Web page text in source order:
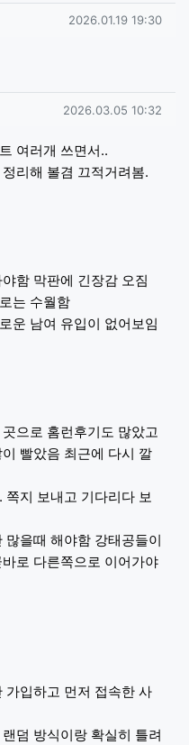
작성일
2026.01.19 19:30
작성일
2026.03.05 10:32
여러개 쓰면서..
리해 볼겸 끄적거려봄.
함 막판에 긴장감 오짐
는 수월함
운 남여 유입이 없어보임
으로 홈런후기도 많았고
빨았음 최근에 다시 깔
지 보내고 기다리다 보
을때 해야함 강태공들이
로 다른쪽으로 이어가야
가입하고 먼저 접속한 사
덤 방식이랑 확실히 틀려